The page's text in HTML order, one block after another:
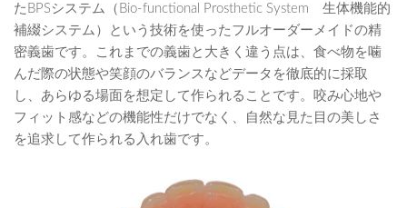
たBPSシステム（Bio-functional Prosthetic System 生体機能的
補綴システム）という技術を使ったフルオーダーメイドの精
密義歯です。これまでの義歯と大きく違う点は、食べ物を噛
んだ際の状態や笑顔のバランスなどデータを徹底的に採取
し、あらゆる場面を想定して作られることです。咬み心地や
フィット感などの機能性だけでなく、自然な見た目の美しさ
を追求して作られる入れ歯です。